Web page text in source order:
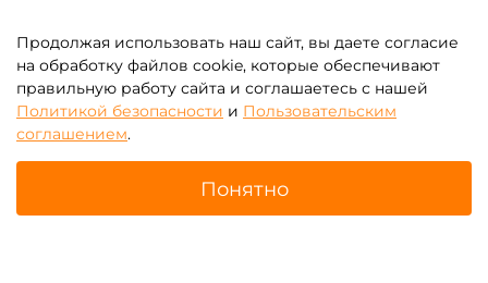
Продолжая использовать наш сайт, вы даете согласие
на обработку файлов cookie, которые обеспечивают
правильную работу сайта и соглашаетесь с нашей
Политикой безопасности и Пользовательским
соглашением.
Понятно